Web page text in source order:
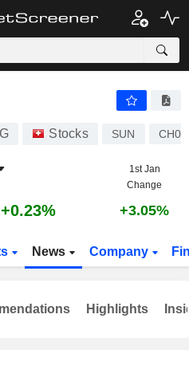
Stocks SUN
1st Jan
Change
+0.23% +3.05%
News Company
Highlights